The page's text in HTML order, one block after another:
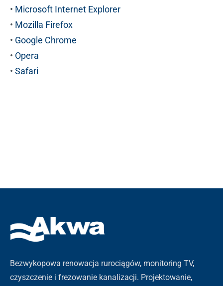
• Microsoft Internet Explorer
• Mozilla Firefox
• Google Chrome
• Opera
• Safari
Bezwykopowa renowacja rurociągów, monitoring TV,
czyszczenie i frezowanie kanalizacji. Projektowanie,